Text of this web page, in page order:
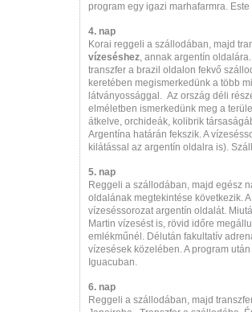
program egy igazi marhafarmra.
4. nap
Korai reggeli a szállodában, majd
vízeséshez, annak argentín
transzfer a brazil oldalon fekvő
keretében megismerkedünk a több
látványossággal. Az ország déli
elméletben ismerkedünk meg a
átkelve, orchideák, kolibrik
Argentína határán fekszik. A
kilátással az argentín oldalra is).
5. nap
Reggeli a szállodában, majd egész
oldalának megtekintése következik.
vízeséssorozat argentín oldalát.
Martin vízesést is, rövid időre
emlékműnél. Délután fakultatív
vízesések közelében. A program
Iguacuban.
6. nap
Reggeli a szállodában, majd